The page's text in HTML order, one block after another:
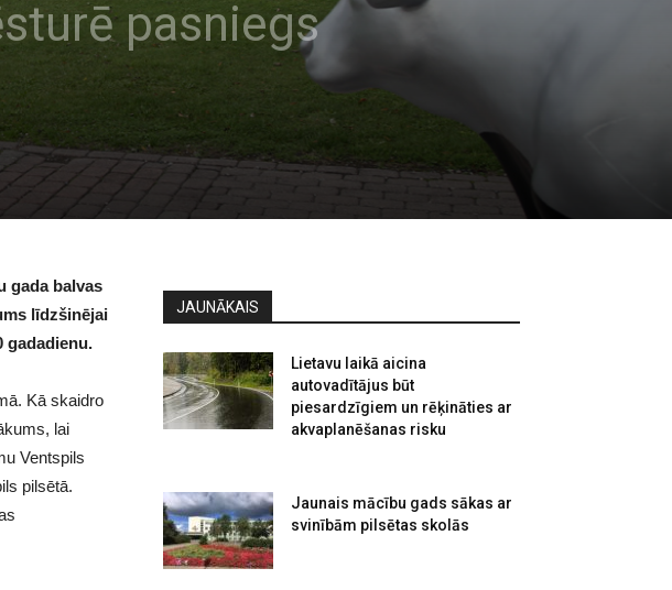
pasniegs
gada balvas
līdzšinējai
gadadienu.
Kā skaidro
lai
Ventspils
pilsētā.
JAUNĀKAIS
Lietavu laikā aicina
autovadītājus būt
piesardzīgiem un rēķināties ar
akvaplanēšanas risku
Jaunais mācību gads sākas ar
svinībām pilsētas skolās